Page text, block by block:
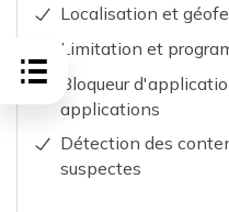
Localisation et
Limitation et
Bloqueur
applications
Détection des
suspectes